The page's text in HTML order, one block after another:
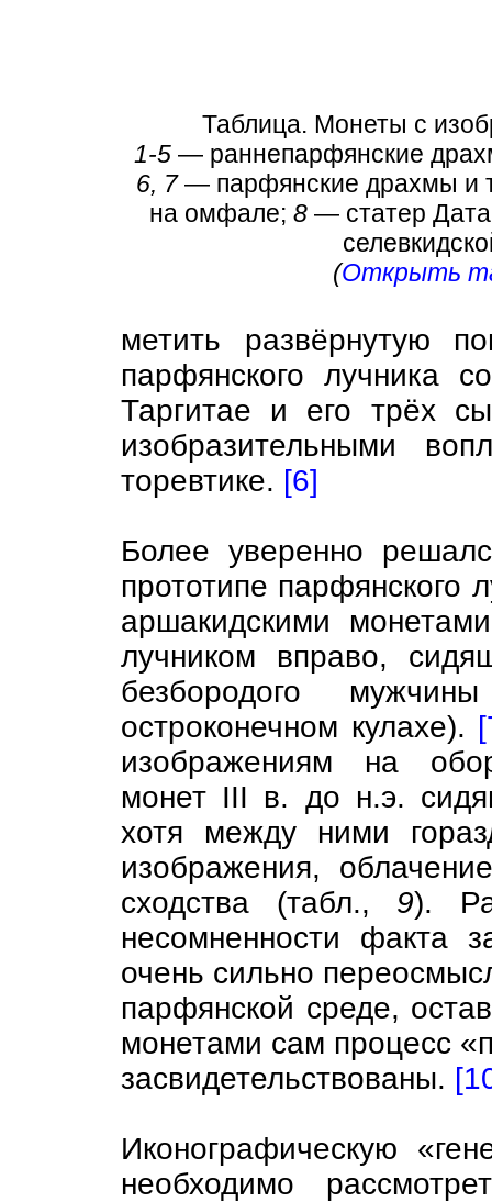
Таблица. Монеты с
1-5 — раннепарфянские
6, 7— парфянские драхмы и
на омфале; 8 — статер
(Открыть
метить развёрнутую
парфянского лучника
Таргитае и его трёх
изобразительными
торевтике. [6]
Более уверенно
прототипе парфянского
аршакидскими
лучником вправо,
безбородого
остроконечном кулахе).
изображениям на
монет III в. до н.э.
хотя между ними
изображения,
сходства (табл., 9).
несомненности факта
очень сильно
парфянской среде,
монетами сам процесс
засвидетельствованы.
Иконографическую
необходимо